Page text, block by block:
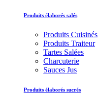
Produits élaborés salés
Produits Cuisinés
Produits Traiteur
Tartes Salées
Charcuterie
Sauces Jus
Produits élaborés sucrés